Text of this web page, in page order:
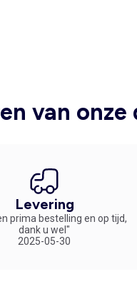
van
Levering
prima bestelling en op tijd,
dank u wel"
2025-05-30